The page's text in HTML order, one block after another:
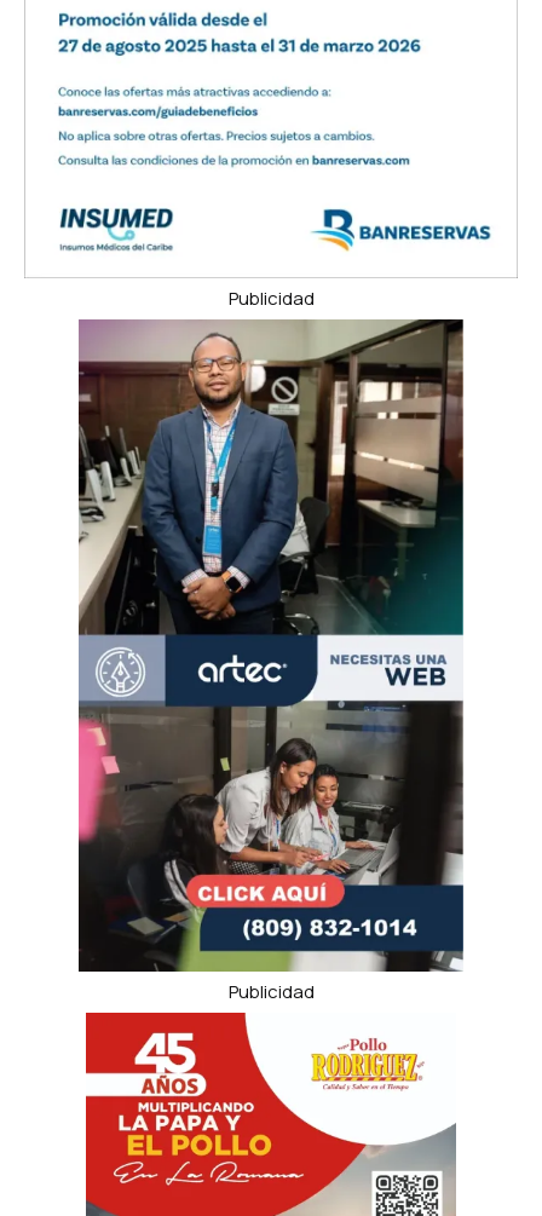
Publicidad
Publicidad